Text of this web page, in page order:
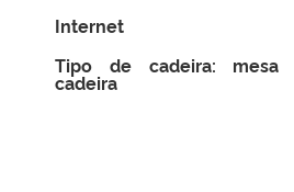
Internet
Tipo de cadeira: mesa
cadeira